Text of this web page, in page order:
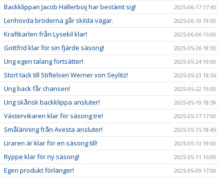
Backklippan Jacob Hallerboij har bestämt sig! 2025-06-17 17:45
Lenhovda bröderna går skilda vägar. 2025-06-10 19:00
Kraftkarlen från Lysekil klar! 2025-06-06 15:00
Gottfrid klar för sin fjärde säsong! 2025-05-26 18:30
Ung egen talang fortsätter! 2025-05-24 19:00
Stort tack till Stiftelsen Werner von Seylitz! 2025-05-23 18:36
Ung back får chansen! 2025-05-22 19:00
Ung skånsk backklippa ansluter! 2025-05-19 18:59
Västervikaren klar för säsong tre! 2025-05-17 17:00
Smålänning från Avesta ansluter! 2025-05-15 18:45
Liraren är klar för en säsong till! 2025-05-13 19:00
Ryppe klar för ny säsong! 2025-05-11 16:00
Egen produkt förlänger! 2025-05-09 17:00